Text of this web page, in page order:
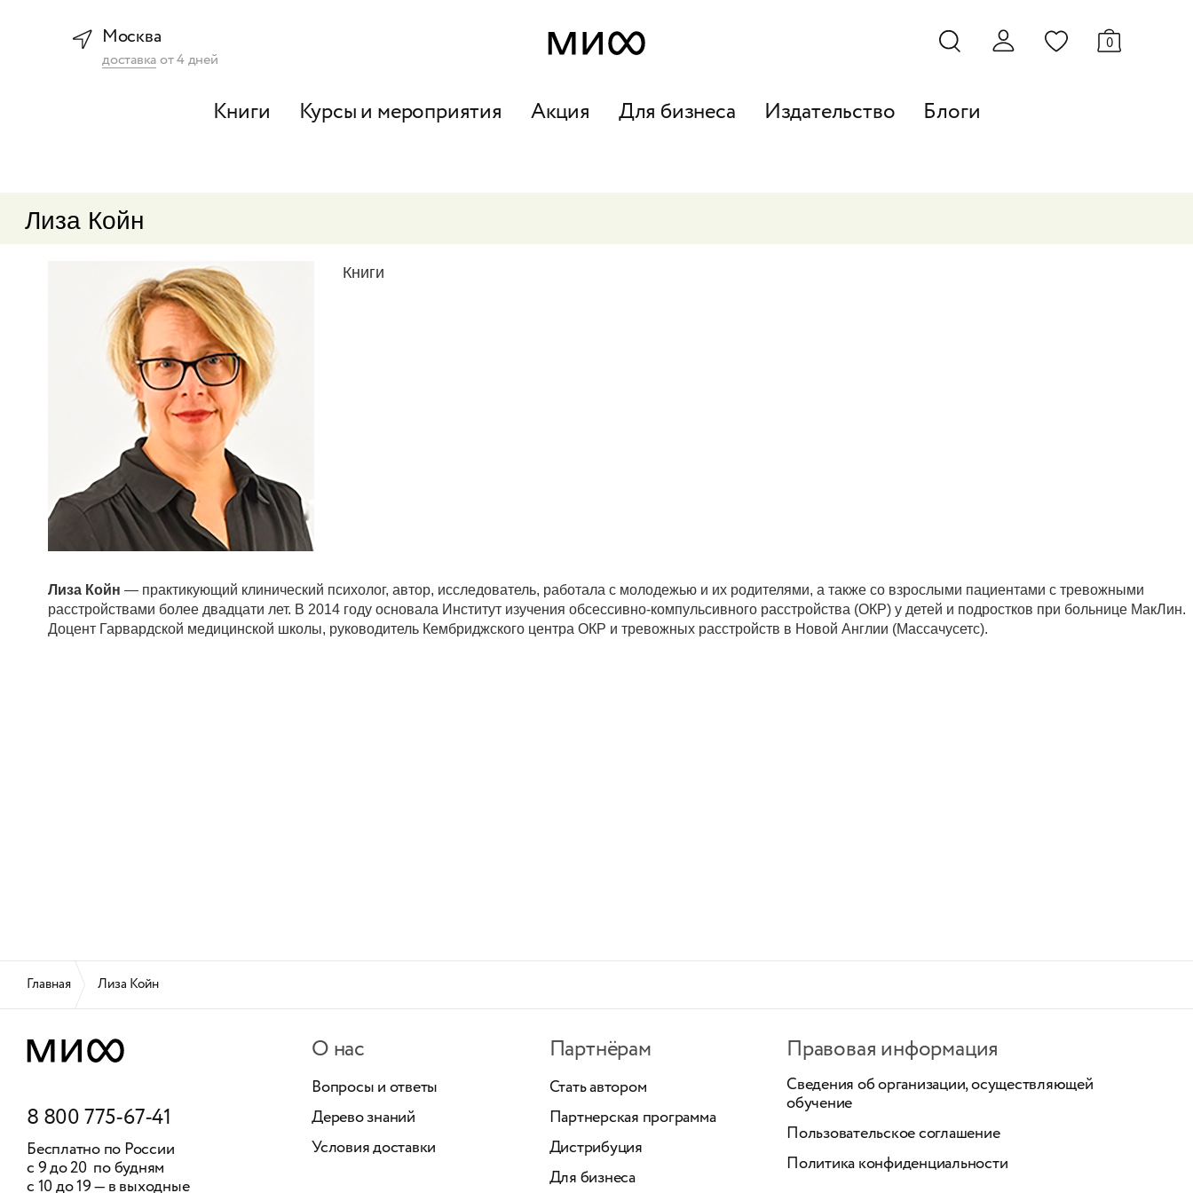
Москва
доставкаот4дней
0
Книги Курсы и мероприятия Акция Для бизнеса Издательство Блоги
Лиза Койн
Книги
Лиза Койн — практикующий клинический психолог, автор, исследователь, работала с молодежью и их родителями, а также со взрослыми пациентами с тревожными
расстройствами более двадцати лет. В 2014 году основала Институт изучения обсессивно-компульсивного расстройства (ОКР) у детей и подростков при больнице МакЛин.
Доцент Гарвардской медицинской школы, руководитель Кембриджского центра ОКР и тревожных расстройств в Новой Англии (Массачусетс).
Главная Лиза Койн
8 800 775-67-41
Бесплатно по России
с 9 до 20 по будням
с 10 до 19 — в выходные
О нас
Вопросы и ответы
Дерево знаний
Условия доставки
Партнёрам
Стать автором
Партнерская программа
Дистрибуция
Для бизнеса
Правовая информация
Сведения об организации, осуществляющей
обучение
Пользовательское соглашение
Политика конфиденциальности